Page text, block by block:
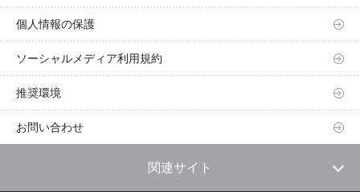
個人情報の保護
ソーシャルメディア利用規約
推奨環境
お問い合わせ
関連サイト